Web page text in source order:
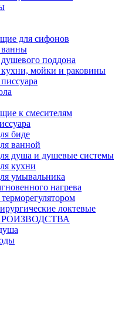
для сифонов
поддона
мойки и раковины
к смесителям
биде
ванной
душа и душевые системы
кухни
умывальника
нагрева
локтевые